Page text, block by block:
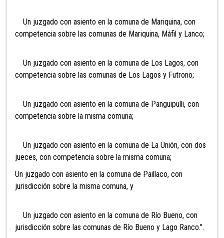
Un juzgado con asiento en la comuna de Mariquina, con
competencia sobre las comunas de Mariquina, Máfil y Lanco;
Un juzgado con asiento en la comuna de Los Lagos, con
competencia sobre las comunas de Los Lagos y Futrono;
Un juzgado con asiento en la comuna de Panguipulli, con
competencia sobre la misma comuna;
Un juzgado con asiento en la comuna de La Unión, con dos
jueces, con competencia sobre la misma comuna;
Un juzgado con asiento en la comuna de Paillaco, con
jurisdicción sobre la misma comuna, y
Un juzgado con asiento en la comuna de Río Bueno, con
jurisdicción sobre las comunas de Río Bueno y Lago Ranco.".